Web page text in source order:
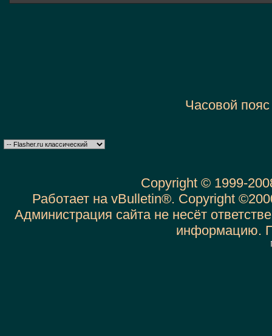
Часовой
Copyright © 1999-
Работает на vBulletin®. Copyright
Администрация сайта не несёт
информацию.